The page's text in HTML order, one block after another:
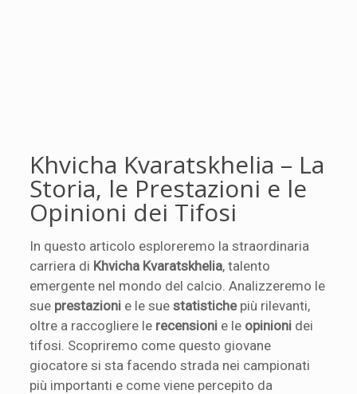
Khvicha Kvaratskhelia – La
Storia, le Prestazioni e le
Opinioni dei Tifosi
In questo articolo esploreremo la straordinaria
carriera di Khvicha Kvaratskhelia, talento
emergente nel mondo del calcio. Analizzeremo le
sue prestazioni e le suestatistichepiù rilevanti,
oltre a raccogliere le recensioni e le opinioni dei
tifosi. Scopriremo come questo giovane
giocatore si sta facendo strada nei campionati
più importanti e come viene percepito da